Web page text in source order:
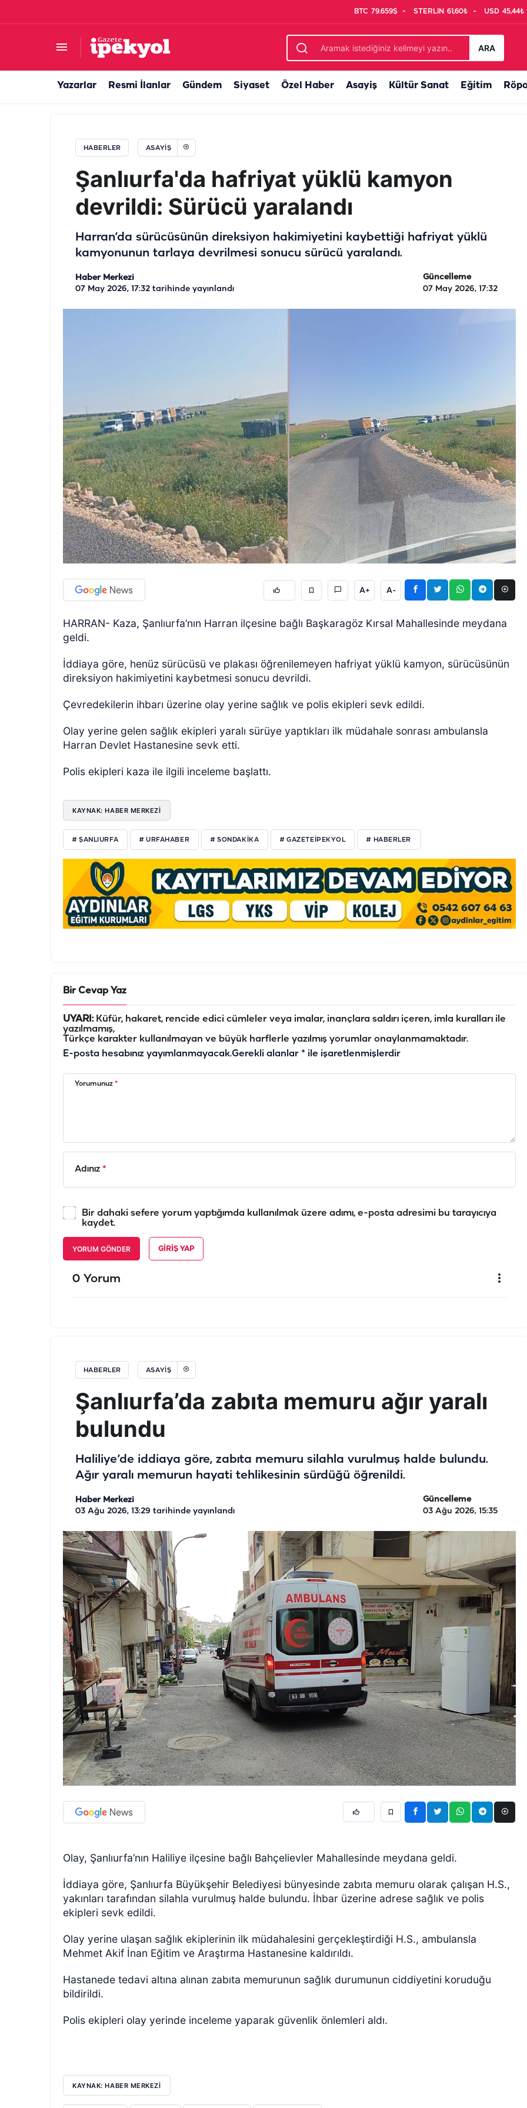
BTC 79.659$ STERLIN 61,60₺ USD 45,44₺
ARA
Yazarlar Resmi İlanlar Gündem Siyaset Özel Haber Asayiş Kültür Sanat Eğitim
HABERLER ASAYIŞ
Şanlıurfa'da hafriyat yüklü kamyon
devrildi: Sürücü yaralandı
Harran’da sürücüsünün direksiyon hakimiyetini kaybettiği hafriyat yüklü
kamyonunun tarlaya devrilmesi sonucu sürücü yaralandı.
Haber Merkezi
07 May 2026, 17:32 tarihinde yayınlandı
Güncelleme
07 May 2026, 17:32
A+ A-
HARRAN- Kaza, Şanlıurfa’nın Harran ilçesine bağlı Başkaragöz Kırsal Mahallesinde meydana
geldi.
İddiaya göre, henüz sürücüsü ve plakası öğrenilemeyen hafriyat yüklü kamyon, sürücüsünün
direksiyon hakimiyetini kaybetmesi sonucu devrildi.
Çevredekilerin ihbarı üzerine olay yerine sağlık ve polis ekipleri sevk edildi.
Olay yerine gelen sağlık ekipleri yaralı sürüye yaptıkları ilk müdahale sonrası ambulansla
Harran Devlet Hastanesine sevk etti.
Polis ekipleri kaza ile ilgili inceleme başlattı.
KAYNAK: HABER MERKEZI
# ŞANLIURFA # URFAHABER # SONDAKİKA # GAZETEİPEKYOL # HABERLER
Bir Cevap Yaz
UYARI:Küfür, hakaret, rencide edici cümleler veya imalar, inançlara saldırı içeren, imla kuralları ile
yazılmamış,
Türkçe karakter kullanılmayan ve büyük harflerle yazılmış yorumlar onaylanmamaktadır.
E-posta hesabınız yayımlanmayacak.Gerekli alanlar * ile işaretlenmişlerdir
Yorumunuz *
Adınız *
Bir dahaki sefere yorum yaptığımda kullanılmak üzere adımı, e-posta adresimi bu tarayıcıya
kaydet.
YORUM GÖNDER GIRIŞ YAP
0 Yorum
HABERLER ASAYIŞ
Şanlıurfa’da zabıta memuru ağır yaralı
bulundu
Haliliye’de iddiaya göre, zabıta memuru silahla vurulmuş halde bulundu.
Ağır yaralı memurun hayati tehlikesinin sürdüğü öğrenildi.
Haber Merkezi
03 Ağu 2026, 13:29 tarihinde yayınlandı
Güncelleme
03 Ağu 2026, 15:35
Olay, Şanlıurfa’nın Haliliye ilçesine bağlı Bahçelievler Mahallesinde meydana geldi.
İddiaya göre, Şanlıurfa Büyükşehir Belediyesi bünyesinde zabıta memuru olarak çalışan H.S.,
yakınları tarafından silahla vurulmuş halde bulundu. İhbar üzerine adrese sağlık ve polis
ekipleri sevk edildi.
Olay yerine ulaşan sağlık ekiplerinin ilk müdahalesini gerçekleştirdiği H.S., ambulansla
Mehmet Akif İnan Eğitim ve Araştırma Hastanesine kaldırıldı.
Hastanede tedavi altına alınan zabıta memurunun sağlık durumunun ciddiyetini koruduğu
bildirildi.
Polis ekipleri olay yerinde inceleme yaparak güvenlik önlemleri aldı.
KAYNAK: HABER MERKEZİ